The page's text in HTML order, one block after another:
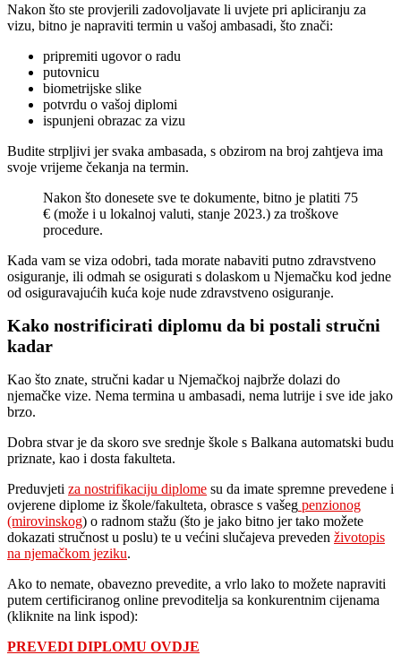
Nakon što ste provjerili zadovoljavate li uvjete pri apliciranju za
vizu, bitno je napraviti termin u vašoj ambasadi, što znači:
pripremiti ugovor o radu
putovnicu
biometrijske slike
potvrdu o vašoj diplomi
ispunjeni obrazac za vizu
Budite strpljivi jer svaka ambasada, s obzirom na broj zahtjeva ima
svoje vrijeme čekanja na termin.
Nakon što donesete sve te dokumente, bitno je platiti 75
€ (može i u lokalnoj valuti, stanje 2023.) za troškove
procedure.
Kada vam se viza odobri, tada morate nabaviti putno zdravstveno
osiguranje, ili odmah se osigurati s dolaskom u Njemačku kod jedne
od osiguravajućih kuća koje nude zdravstveno osiguranje.
Kako nostrificirati diplomu da bi postali stručni
kadar
Kao što znate, stručni kadar u Njemačkoj najbrže dolazi do
njemačke vize. Nema termina u ambasadi, nema lutrije i sve ide jako
brzo.
Dobra stvar je da skoro sve srednje škole s Balkana automatski budu
priznate, kao i dosta fakulteta.
Preduvjeti za nostrifikaciju diplome su da imate spremne prevedene i
ovjerene diplome iz škole/fakulteta, obrasce s vašeg penzionog
(mirovinskog) o radnom stažu (što je jako bitno jer tako možete
dokazati stručnost u poslu) te u većini slučajeva preveden životopis
na njemačkom jeziku.
Ako to nemate, obavezno prevedite, a vrlo lako to možete napraviti
putem certificiranog online prevoditelja sa konkurentnim cijenama
(kliknite na link ispod):
PREVEDI DIPLOMU OVDJE